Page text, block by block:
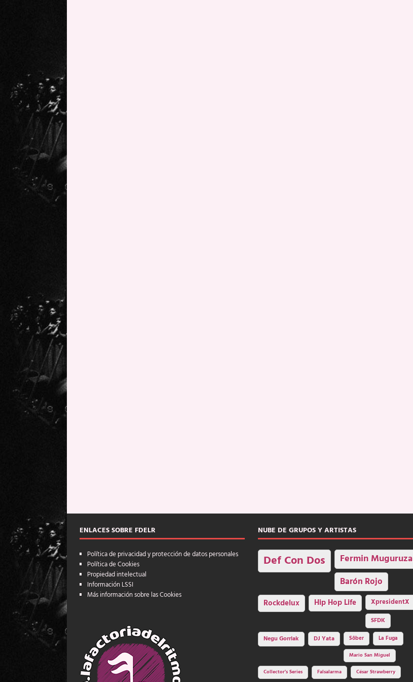
ENLACES SOBRE FDELR
Política de privacidad y protección de datos personales
Política de Cookies
Propiedad intelectual
Información LSSI
Más información sobre las Cookies
NUBE DE GRUPOS Y ARTISTAS
Def Con Dos Fermin Muguruza
Barón Rojo
Rockdelux Hip Hop Life
XpresidentX
SFDK
Negu Gorriak
DJ Yata Sôber
La Fuga
Mario San Miguel
Collector's Series
Falsalarma César Strawberry